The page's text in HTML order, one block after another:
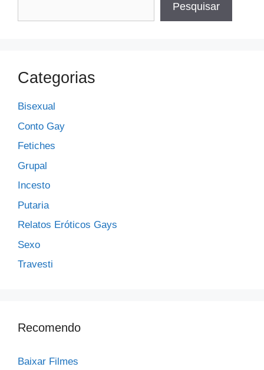
Pesquisar
Categorias
Bisexual
Conto Gay
Fetiches
Grupal
Incesto
Putaria
Relatos Eróticos Gays
Sexo
Travesti
Recomendo
Baixar Filmes